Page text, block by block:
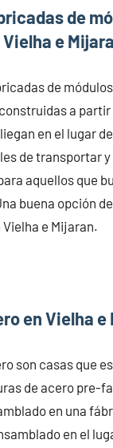
de
e
de
a partir
en el lugar
de transportar y
aquellos que
buena opción
e Mijaran.
en Vielha e
son casas que
de acero pre-
en una
en el